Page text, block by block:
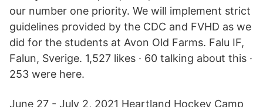
our number one priority. We will implement strict
guidelines provided by the CDC and FVHD as we
did for the students at Avon Old Farms. Falu IF,
Falun, Sverige. 1,527 likes · 60 talking about this ·
253 were here.
June 27 - July 2, 2021 Heartland Hockey Camp